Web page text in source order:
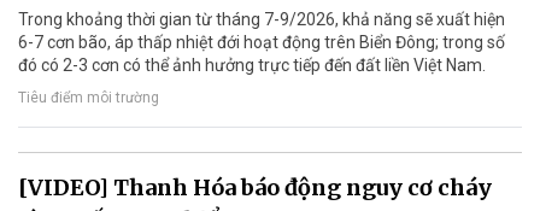
Trong khoảng thời gian từ tháng 7-9/2026, khả năng sẽ xuất hiện
6-7 cơn bão, áp thấp nhiệt đới hoạt động trên Biển Đông; trong số
đó có 2-3 cơn có thể ảnh hưởng trực tiếp đến đất liền Việt Nam.
Tiêu điểm môi trường
[VIDEO] Thanh Hóa báo động nguy cơ cháy